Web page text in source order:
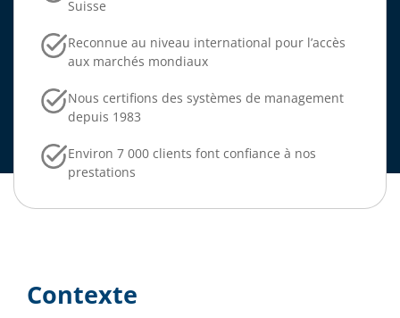
Suisse
Reconnue au niveau international pour l’accès
aux marchés mondiaux
Nous certifions des systèmes de management
depuis 1983
Environ 7 000 clients font confiance à nos
prestations
Contexte